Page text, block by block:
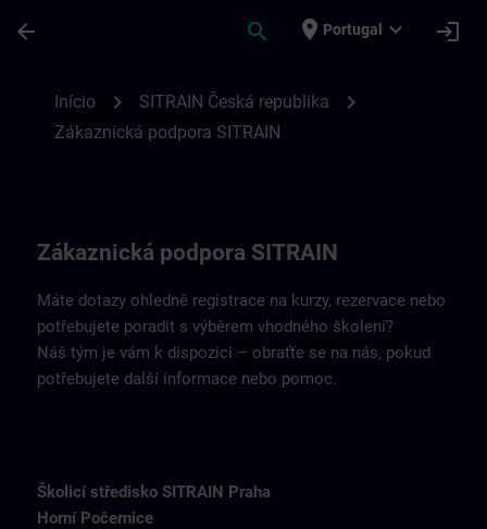
arrow_back search place Portugal expand_more login
Início chevron_right SITRAIN Česká republika chevron_right
Zákaznická podpora SITRAIN
Zákaznická podpora SITRAIN
Máte dotazy ohledně registrace na kurzy, rezervace nebo
potřebujete poradit s výběrem vhodného školení?
Náš tým je vám k dispozici – obraťte se na nás, pokud
potřebujete další informace nebo pomoc.
Školicí středisko SITRAIN Praha
Horní Počernice